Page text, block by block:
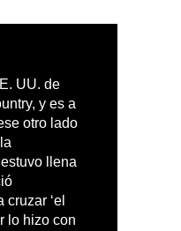
UU. de
y es a
otro lado
llena
‘el
lo hizo con